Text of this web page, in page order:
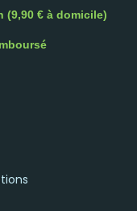
€ à domicile)